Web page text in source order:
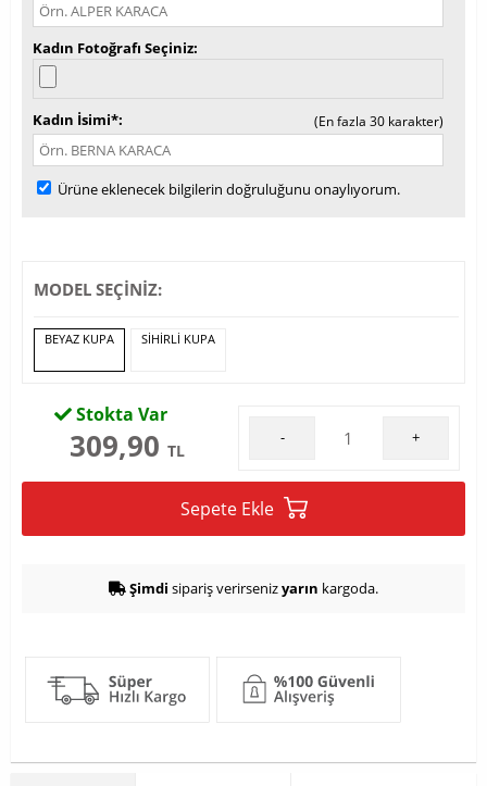
Kadın Fotoğrafı Seçiniz
Kadın İsimi* (En fazla 30 karakter)
Ürüne eklenecek bilgilerin doğruluğunu onaylıyorum.
MODEL SEÇİNİZ:
BEYAZ KUPA SİHİRLİ KUPA
Stokta Var
309,90 TL
- +
Sepete Ekle
Şimdi sipariş verirsenizyarın kargoda.